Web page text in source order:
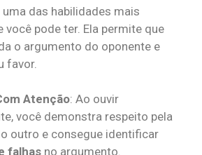
das habilidades mais
você pode ter. Ela permite que
o argumento do oponente e
favor.
Atenção: Ao ouvir
você demonstra respeito pela
outro e consegue identificar
falhas no argumento.